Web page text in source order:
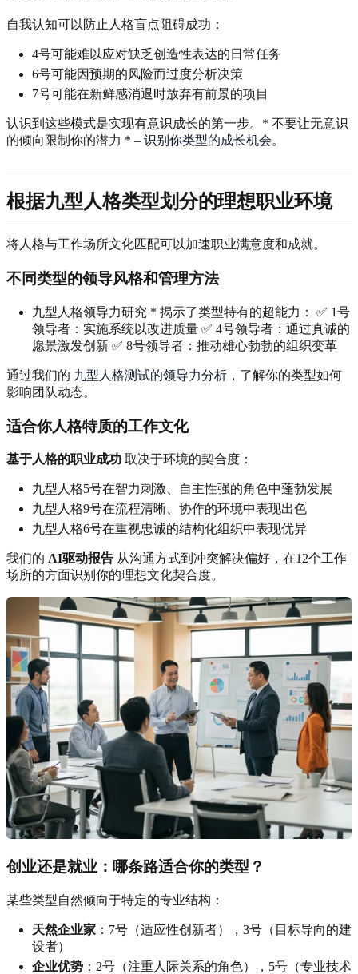
自我认知可以防止人格盲点阻碍成功：
4号可能难以应对缺乏创造性表达的日常任务
6号可能因预期的风险而过度分析决策
7号可能在新鲜感消退时放弃有前景的项目
认识到这些模式是实现有意识成长的第一步。* 不要让无意识
的倾向限制你的潜力 * – 识别你类型的成长机会。
根据九型人格类型划分的理想职业环境
将人格与工作场所文化匹配可以加速职业满意度和成就。
不同类型的领导风格和管理方法
九型人格领导力研究 * 揭示了类型特有的超能力： ✅ 1号
领导者：实施系统以改进质量 ✅ 4号领导者：通过真诚的
愿景激发创新 ✅ 8号领导者：推动雄心勃勃的组织变革
通过我们的 九型人格测试的领导力分析 ，了解你的类型如何
影响团队动态。
适合你人格特质的工作文化
基于人格的职业成功 取决于环境的契合度：
九型人格5号在智力刺激、自主性强的角色中蓬勃发展
九型人格9号在流程清晰、协作的环境中表现出色
九型人格6号在重视忠诚的结构化组织中表现优异
我们的 AI驱动报告 从沟通方式到冲突解决偏好，在12个工作
场所的方面识别你的理想文化契合度。
创业还是就业：哪条路适合你的类型？
某些类型自然倾向于特定的专业结构：
天然企业家 ：7号（适应性创新者），3号（目标导向的建
设者）
企业优势 ：2号（注重人际关系的角色），5号（专业技术